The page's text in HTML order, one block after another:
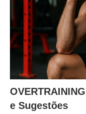
e Sugestões